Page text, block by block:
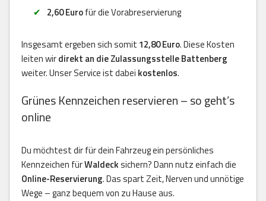
2,60 Eurofür die Vorabreservierung
Insgesamt ergeben sich somit 12,80 Euro. Diese Kosten
leiten wirdirekt an die Zulassungsstelle Battenberg
weiter. Unser Service ist dabei kostenlos.
Grünes Kennzeichen reservieren – so geht’s
online
Du möchtest dir für dein Fahrzeug ein persönliches
Kennzeichen fürWaldecksichern? Dann nutz einfach die
Online-Reservierung. Das spart Zeit, Nerven und unnötige
Wege – ganz bequem von zu Hause aus.